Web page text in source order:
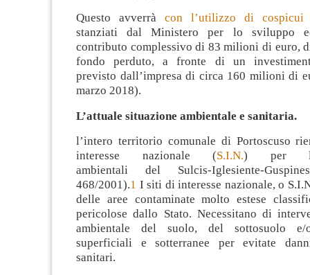
Questo avverrà con l’utilizzo di
stanziati dal Ministero per lo sviluppo
contributo complessivo di 83 milioni di euro,
fondo perduto, a fronte di un
previsto dall’impresa di circa 160 milioni di
marzo 2018).
L’attuale situazione ambientale e sanitaria.
l’intero territorio comunale di Portoscuso
interesse nazionale (S.I.N.) per le
ambientali del Sulcis-Iglesiente-
468/2001).1 I siti di interesse nazionale, o
delle aree contaminate molto estese
pericolose dallo Stato. Necessitano di
ambientale del suolo, del sottosuolo
superficiali e sotterranee per evitate
sanitari.